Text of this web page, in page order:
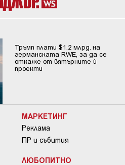
Тръмп плати $1.2 млрд. на
германската RWE, за да се
откаже от вятърните ѝ
проекти
МАРКЕТИНГ
Реклама
ПР и събития
ЛЮБОПИТНО